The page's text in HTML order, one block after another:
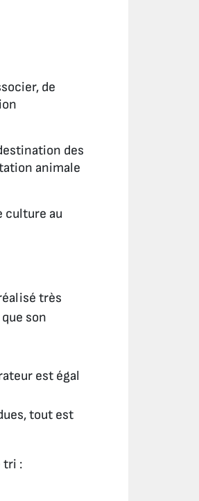
de
des
animale
culture au
très
son
est égal
tout est
tri :